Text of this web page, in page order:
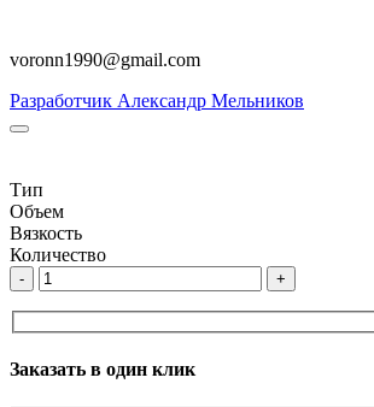
voronn1990@gmail.com
Разработчик Александр Мельников
Тип
Объем
Вязкость
Количество
- +
Заказать в один клик